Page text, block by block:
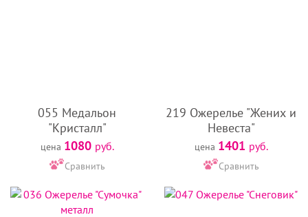
055 Медальон
"Кристалл"
цена 1080 руб.
Сравнить
219 Ожерелье "Жених и
Невеста"
цена 1401 руб.
Сравнить